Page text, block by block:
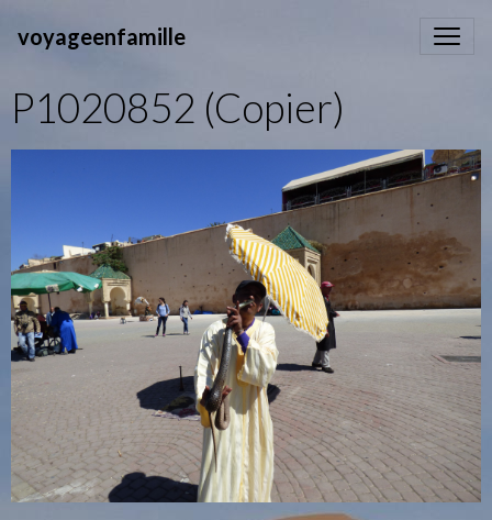
voyageenfamille
P1020852 (Copier)